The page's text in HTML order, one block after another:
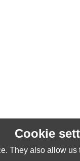
Cookie
They also allow